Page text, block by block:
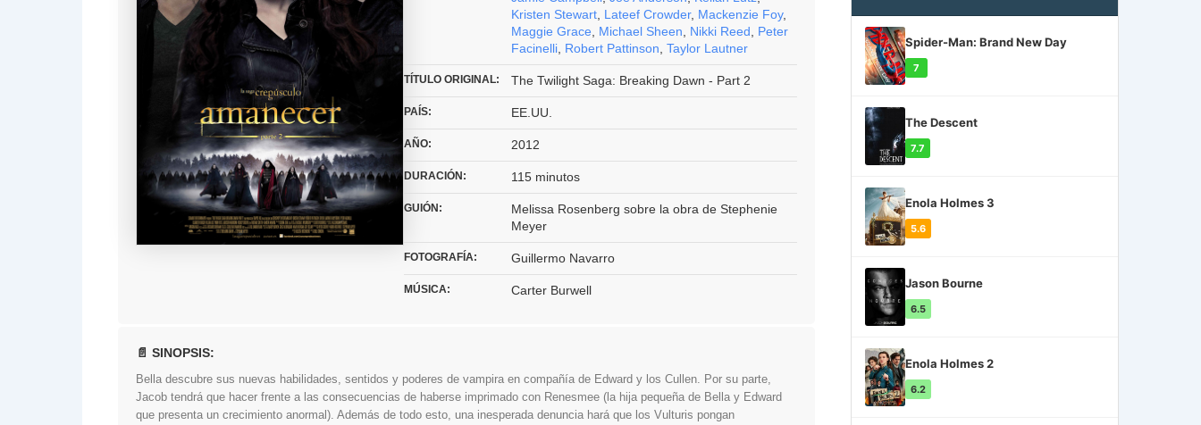
Kristen Stewart Lateef Crowder, Mackenzie Foy,
Maggie Grace
Michael Sheen Nikki Reed
Peter
Facinelli Robert Pattinson Taylor Lautner
TÍTULO ORIGINAL: The Twilight Saga: Breaking Dawn - Part 2
PAÍS: EE.UU.
AÑO: 2012
DURACIÓN: 115 minutos
GUIÓN:
Melissa Rosenberg sobre la obra de Stephenie
Meyer
FOTOGRAFÍA: Guillermo Navarro
MÚSICA: Carter Burwell
📄 SINOPSIS:
Bella descubre sus nuevas habilidades, sentidos y poderes de vampira en compañía de Edward y los Cullen. Por su parte,
Jacob tendrá que hacer frente a las consecuencias de haberse imprimado con Renesmee (la hija pequeña de Bella y Edward
que presenta un crecimiento anormal). Además de todo esto, una inesperada denuncia hará que los Vulturis pongan
Spider-Man: Brand New Day
7
The Descent
7.7
Enola Holmes 3
5.6
Jason Bourne
6.5
Enola Holmes 2
6.2